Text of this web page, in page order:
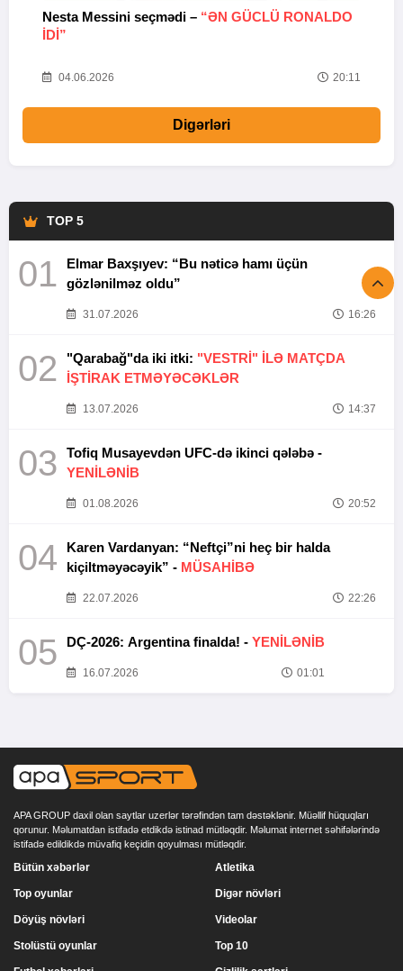
Nesta Messini seçmədi – “ƏN GÜCLÜ RONALDO
IDI”
04.06.2026 20:11
Digərləri
TOP 5
01
Elmar Baxşıyev: “Bu nəticə hamı üçün
gözlənilməz oldu”
31.07.2026 16:26
02 "Qarabağ"da iki itki: "VESTRİ" İLƏ MATÇDA
İŞTİRAK ETMƏYƏCƏKLƏR
13.07.2026 14:37
03
Tofiq Musayevdən UFC-də ikinci qələbə -
YENİLƏNİB
01.08.2026 20:52
04
Karen Vardanyan: “Neftçi”ni heç bir halda
kiçiltməyəcəyik” - MÜSAHİBƏ
22.07.2026 22:26
05 DÇ-2026: Argentina finalda! - YENİLƏNİB
16.07.2026 01:01
APA GROUP daxil olan saytlar uzerlər tərəfindən tam dəstəklənir. Müəllif hüquqları
qorunur. Məlumatdan istifadə etdikdə istinad mütləqdir. Məlumat internet səhifələrində
istifadə edildikdə müvafiq keçidin qoyulması mütləqdir.
Bütün xəbərlər
Top oyunlar
Döyüş növləri
Stolüstü oyunlar
Atletika
Digər növləri
Videolar
Top 10